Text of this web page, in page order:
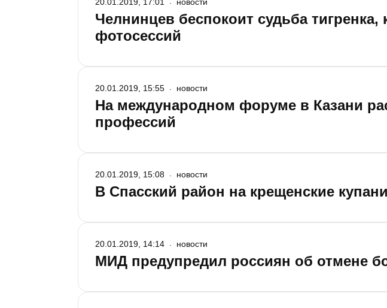
Челнинцев беспокоит судьба
фотосессий
На международном форуме в Казани
профессий
20.01.2019, 15:55 новости
В Спасский район на крещенские
20.01.2019, 15:08 новости
МИД предупредил россиян об отмене
20.01.2019, 14:14 новости